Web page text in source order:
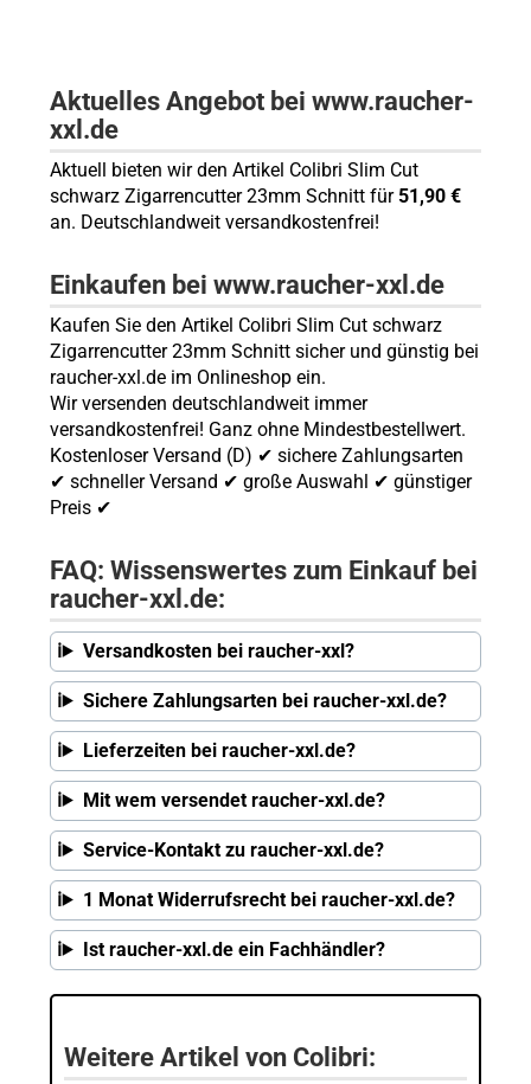
Aktuelles Angebot bei www.raucher-
xxl.de
Aktuell bieten wir den Artikel Colibri Slim Cut
schwarz Zigarrencutter 23mm Schnitt für51,90 €
an. Deutschlandweit versandkostenfrei!
Einkaufen bei www.raucher-xxl.de
Kaufen Sie den Artikel Colibri Slim Cut schwarz
Zigarrencutter 23mm Schnitt sicher und günstig bei
raucher-xxl.de im Onlineshop ein.
Wir versenden deutschlandweit immer
versandkostenfrei! Ganz ohne Mindestbestellwert.
Kostenloser Versand (D) ✔ sichere Zahlungsarten
✔ schneller Versand ✔ große Auswahl ✔ günstiger
Preis ✔
FAQ: Wissenswertes zum Einkauf bei
raucher-xxl.de:
Versandkosten bei raucher-xxl?
Sichere Zahlungsarten bei raucher-xxl.de?
Lieferzeiten bei raucher-xxl.de?
Mit wem versendet raucher-xxl.de?
Service-Kontakt zu raucher-xxl.de?
1 Monat Widerrufsrecht bei raucher-xxl.de?
Ist raucher-xxl.de ein Fachhändler?
Weitere Artikel von Colibri: